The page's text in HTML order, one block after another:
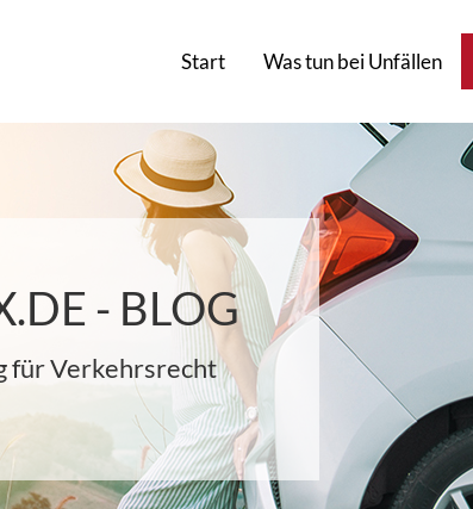
Start Was tun bei Unfällen
- BLOG
für Verkehrsrecht